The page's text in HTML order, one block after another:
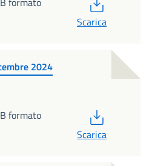
Scarica
2024
formato
Scarica